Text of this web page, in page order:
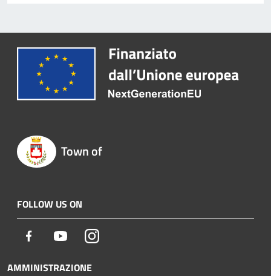
Town of
FOLLOW US ON
Facebook YoutubeInstagram
AMMINISTRAZIONE